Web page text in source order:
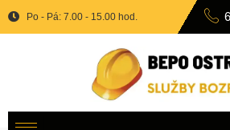
Po - Pá: 7.00 - 15.00 hod.